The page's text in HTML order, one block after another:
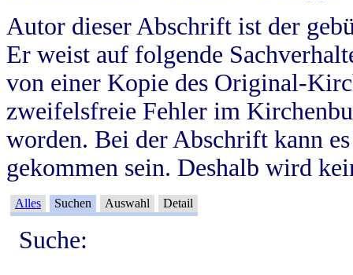
Autor dieser Abschrift ist der
Er weist auf folgende
von einer Kopie des Original-
zweifelsfreie Fehler im
worden. Bei der Abschrift kann
gekommen sein. Deshalb wird
Alles Suchen Auswahl Detail
Suche: